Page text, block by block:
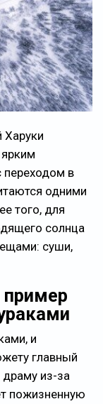
Харуки
переходом в
одними
того, для
солнца
суши,
пример
и
главный
из-за
пожизненную